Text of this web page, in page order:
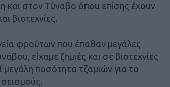
και στον Τύναβο όπου επίσης έχουν
βιοτεχνίες.
φρούτων που έπαθαν μεγάλες
είχαμε ζημιές και σε βιοτεχνίες
μεγάλη ποσότητα τζαμιών για το